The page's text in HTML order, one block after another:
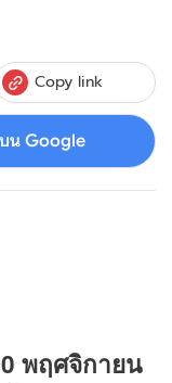
Copy link
บน Google
พฤศจิกายน